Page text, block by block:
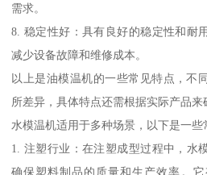
需求。
8. 稳定性好：具有良好的稳定性和耐
减少设备故障和维修成本。
以上是油模温机的一些常见特点，不
所差异，具体特点还需根据实际产品来
水模温机适用于多种场景，以下是一些
1. 注塑行业：在注塑成型过程中，水
确保塑料制品的质量和生产效率。